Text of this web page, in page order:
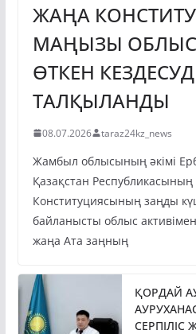
ЖАҢА
МАҢЫЗЫ ОБЛЫС
ӨТКЕН
ТАЛҚЫЛАНДЫ
08.07.2026 taraz24kz_news
Жамбыл облысының әкімі
Қазақстан
Конституциясының заңды
байланысты облыс активімен
жаңа Ата заңның
ҚОРДАЙ
СЕРПІЛІС